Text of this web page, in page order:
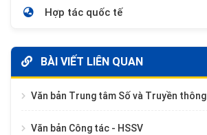
Hợp tác quốc tế
BÀI VIẾT LIÊN QUAN
Văn bản Trung tâm Số và Truyền thông
Văn bản Công tác - HSSV